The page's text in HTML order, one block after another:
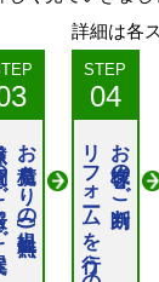
詳細は各
お見積もりの提出(無料)
提案
STEP
04
お客様のご判断
リフォームを行うのかの是非